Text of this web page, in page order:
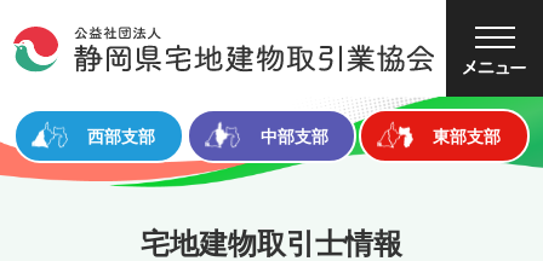
文字サイズ 小 中 大
西部支部 中部支部 東部支部
宅地建物取引士情報